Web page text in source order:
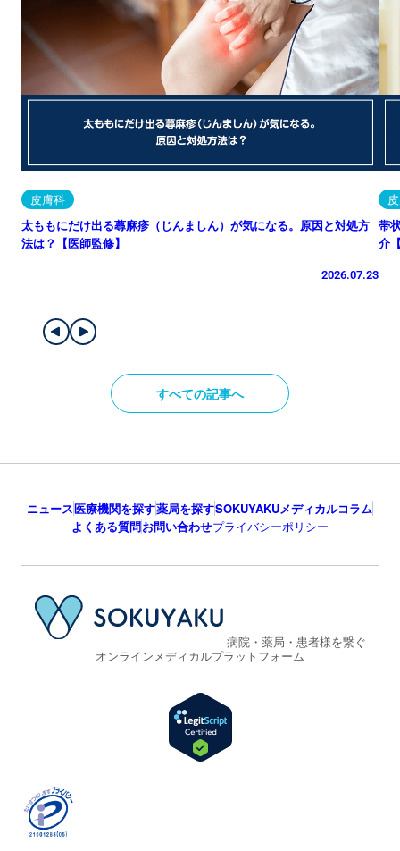
皮膚科
太ももにだけ出る蕁麻疹（じんましん）が気になる。原因と対処方
法は？【医師監修】
2026.07.23
帯
介
すべての記事へ
ニュース医療機関を探す薬局を探すSOKUYAKUメディカルコラム
よくある質問お問い合わせプライバシーポリシー
病院・薬局・患者様を繋ぐ
オンラインメディカルプラットフォーム